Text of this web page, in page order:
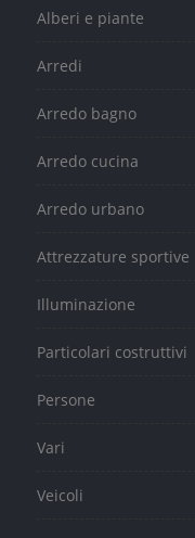
Alberi e piante
Arredi
Arredo bagno
Arredo cucina
Arredo urbano
Attrezzature sportive
Illuminazione
Particolari costruttivi
Persone
Vari
Veicoli